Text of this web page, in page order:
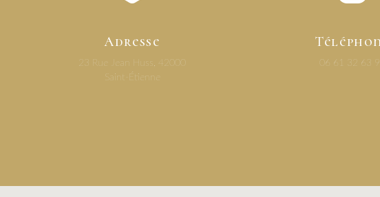
Adresse
23 Rue Jean Huss, 42000
Saint-Étienne
06 61 32 63